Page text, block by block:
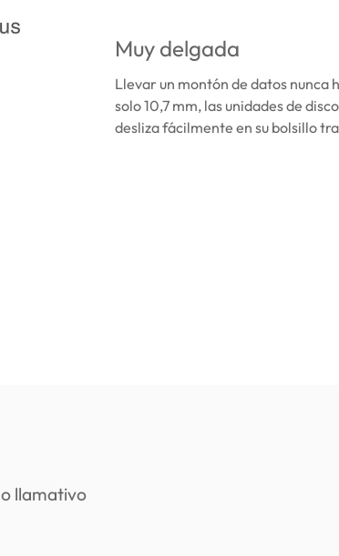
Muy delgada
Llevar un montón de datos nunca
solo 10,7 mm, las unidades de
desliza fácilmente en su bolsillo